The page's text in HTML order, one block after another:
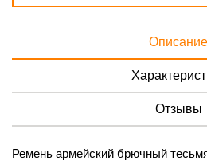
Описание
Отзывы
Ремень армейский брючный